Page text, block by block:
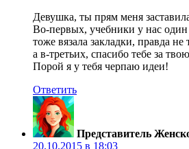
Девушка, ты прям меня
Во-первых, учебники у нас
тоже вязала закладки, правда
а в-третьих, спасибо тебе за
Порой я у тебя черпаю идеи!
Ответить
Представитель
20.10.2015 в 18:03